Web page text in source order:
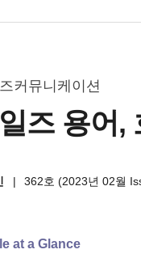
커뮤니케이션
즈 용어,
| 362호 (2023년 02월
at a Glance